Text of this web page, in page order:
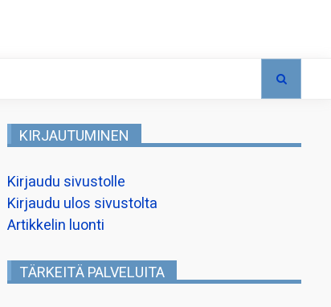
KIRJAUTUMINEN
Kirjaudu sivustolle
Kirjaudu ulos sivustolta
Artikkelin luonti
TÄRKEITÄ PALVELUITA